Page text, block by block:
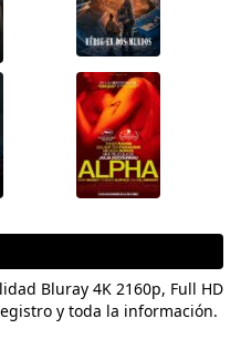
Bluray 4K 2160p, Full HD
y toda la información.